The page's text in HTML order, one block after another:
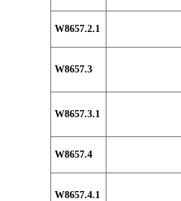
W8657.2.1
W8657.3
W8657.3.1
W8657.4
W8657.4.1